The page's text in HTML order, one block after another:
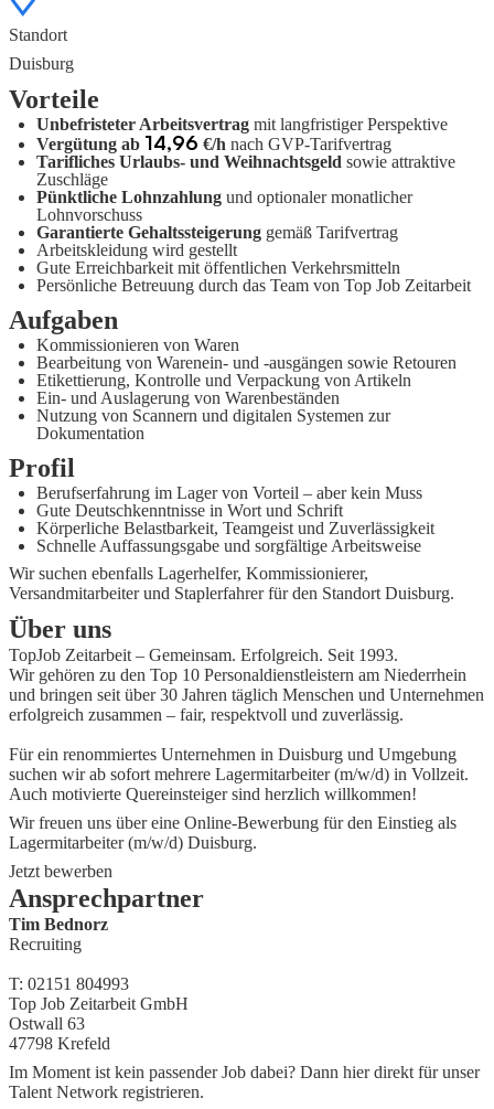
Standort
Duisburg
Vorteile
Unbefristeter Arbeitsvertrag mit langfristiger Perspektive
Vergütung ab 14,96 €/h nach GVP-Tarifvertrag
Tarifliches Urlaubs- und Weihnachtsgeld sowie attraktive
Zuschläge
Pünktliche Lohnzahlung und optionaler monatlicher
Lohnvorschuss
Garantierte Gehaltssteigerung gemäß Tarifvertrag
Arbeitskleidung wird gestellt
Gute Erreichbarkeit mit öffentlichen Verkehrsmitteln
Persönliche Betreuung durch das Team von Top Job Zeitarbeit
Aufgaben
Kommissionieren von Waren
Bearbeitung von Warenein- und -ausgängen sowie Retouren
Etikettierung, Kontrolle und Verpackung von Artikeln
Ein- und Auslagerung von Warenbeständen
Nutzung von Scannern und digitalen Systemen zur
Dokumentation
Profil
Berufserfahrung im Lager von Vorteil – aber kein Muss
Gute Deutschkenntnisse in Wort und Schrift
Körperliche Belastbarkeit, Teamgeist und Zuverlässigkeit
Schnelle Auffassungsgabe und sorgfältige Arbeitsweise
Wir suchen ebenfalls Lagerhelfer, Kommissionierer,
Versandmitarbeiter und Staplerfahrer für den Standort Duisburg.
Über uns
TopJob Zeitarbeit – Gemeinsam. Erfolgreich. Seit 1993.
Wir gehören zu den Top 10 Personaldienstleistern am Niederrhein
und bringen seit über 30 Jahren täglich Menschen und Unternehmen
erfolgreich zusammen – fair, respektvoll und zuverlässig.
Für ein renommiertes Unternehmen in Duisburg und Umgebung
suchen wir ab sofort mehrere Lagermitarbeiter (m/w/d) in Vollzeit.
Auch motivierte Quereinsteiger sind herzlich willkommen!
Wir freuen uns über eine Online-Bewerbung für den Einstieg als
Lagermitarbeiter (m/w/d) Duisburg.
Jetzt bewerben
Ansprechpartner
Tim Bednorz
Recruiting
T: 02151 804993
Top Job Zeitarbeit GmbH
Ostwall 63
47798 Krefeld
Im Moment ist kein passender Job dabei? Dann hier direkt für unser
Talent Network registrieren.